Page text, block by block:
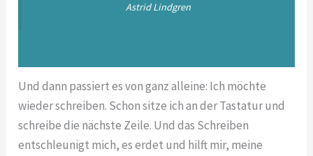
Astrid Lindgren
Und dann passiert es von ganz alleine: Ich möchte
wieder schreiben. Schon sitze ich an der Tastatur und
schreibe die nächste Zeile. Und das Schreiben
entschleunigt mich, es erdet und hilft mir, meine